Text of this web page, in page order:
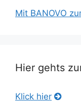
Mit BANOVO
Hier gehts
Klick hier